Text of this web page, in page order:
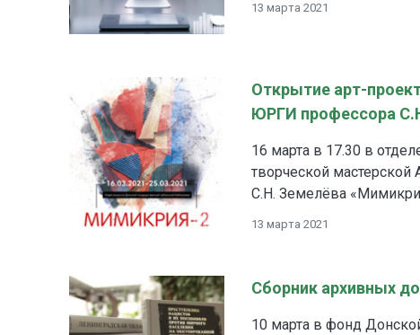
13 марта 2021
Открытие арт-
ЮРГИ профессора
16 марта в 17.30 в
творческой
С.Н. Земелёва
13 марта 2021
Сборник архивных
10 марта в фонд